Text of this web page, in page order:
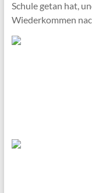
Schule getan hat,
Wiederkommen